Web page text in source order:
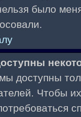
было
доступны
Чтобы